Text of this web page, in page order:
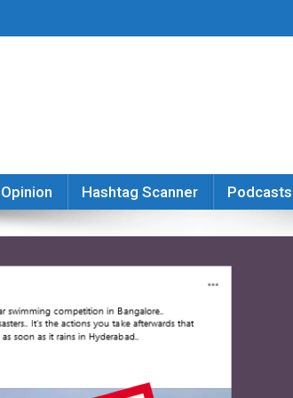
Opinion Hashtag Scanner Podcasts